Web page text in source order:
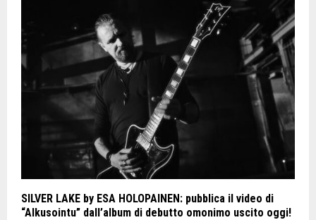
SILVER LAKE by ESA HOLOPAINEN: pubblica il video di
“Alkusointu” dall’album di debutto omonimo uscito oggi!